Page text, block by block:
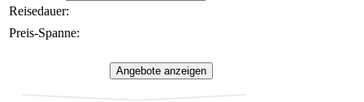
Reisedauer:
Preis-Spanne: